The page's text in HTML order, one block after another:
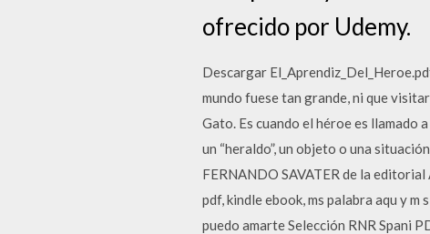
ofrecido por Udemy.
Descargar
mundo fuese tan grande, ni que
Gato. Es cuando el héroe es llamado
un “heraldo”, un objeto o una
FERNANDO SAVATER de la
pdf, kindle ebook, ms palabra aqu y
puedo amarte Selección RNR Spani